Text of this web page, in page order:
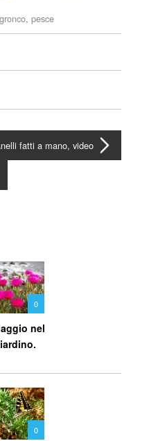
gronco, pesce
fatti a mano, video
0
nel
0